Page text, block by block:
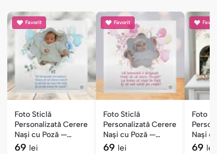
Favorit
Foto Sticlă
Personalizată Cerere
Nași cu Poză —
Băiețel
69 lei
Favorit
Foto Sticlă
Personalizată Cerere
Nași cu Poză —
Fetiță
69 lei
Foto
Nași
Mesaj
69 lei